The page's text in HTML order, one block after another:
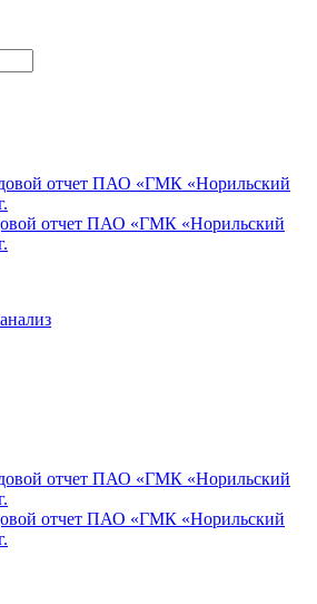
отчет ПАО «ГМК «Норильский
отчет ПАО «ГМК «Норильский
отчет ПАО «ГМК «Норильский
отчет ПАО «ГМК «Норильский